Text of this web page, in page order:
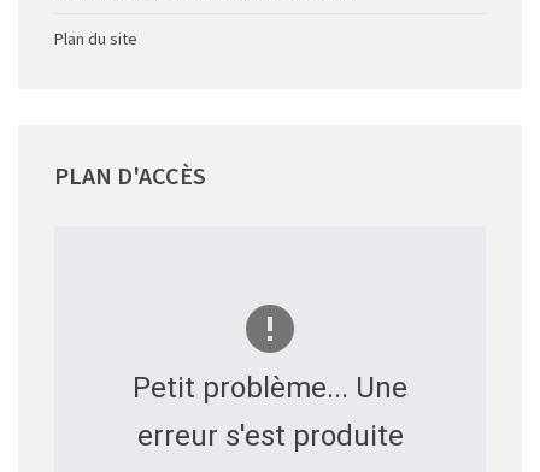
Plan du site
PLAN D'ACCÈS
Petit problème... Une
erreur s'est produite